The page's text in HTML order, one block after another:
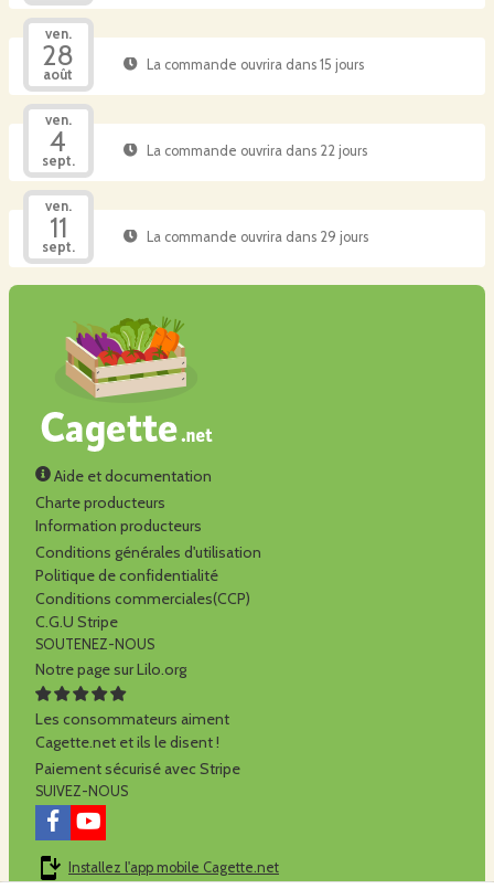
ven.
28
août
La commande ouvrira dans 15 jours
ven.
4
sept.
La commande ouvrira dans 22 jours
ven.
11
sept.
La commande ouvrira dans 29 jours
Aide et documentation
Charte producteurs
Information producteurs
Conditions générales d'utilisation
Politique de confidentialité
Conditions commerciales(CCP)
C.G.U Stripe
SOUTENEZ-NOUS
Notre page sur Lilo.org
Les consommateurs aiment
Cagette.net et ils le disent !
Paiement sécurisé avec Stripe
SUIVEZ-NOUS
Installez l'app mobile Cagette.net